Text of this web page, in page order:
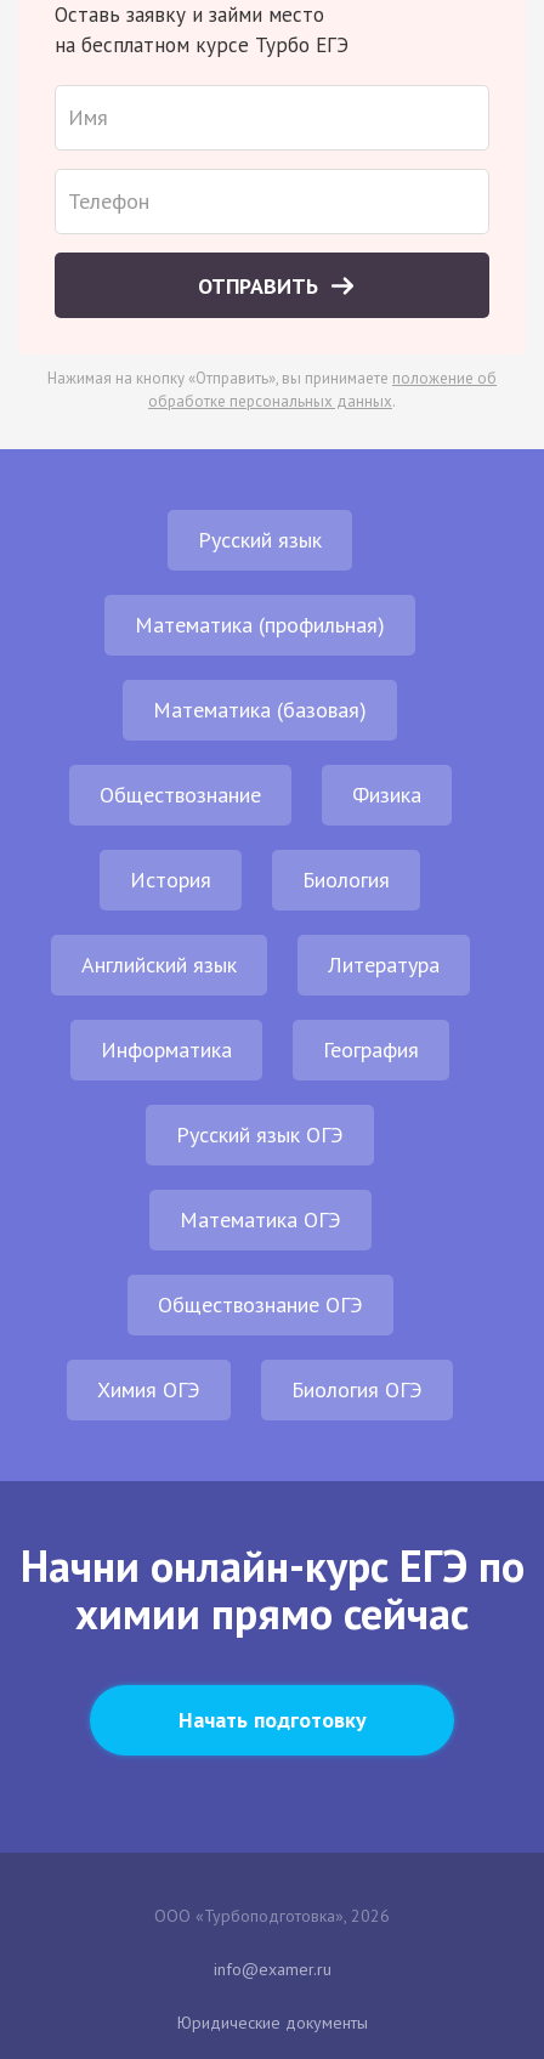
Оставь заявку и займи место
на бесплатном курсе Турбо ЕГЭ
ОТПРАВИТЬ
Нажимая на кнопку «Отправить», вы принимаете положение об
обработке персональных данных.
Русский язык
Математика (профильная)
Математика (базовая)
Обществознание Физика
История Биология
Английский язык Литература
Информатика География
Русский язык ОГЭ
Математика ОГЭ
Обществознание ОГЭ
Химия ОГЭ Биология ОГЭ
Начни онлайн-курс ЕГЭ по
химии прямо сейчас
Начать подготовку
ООО «Турбоподготовка», 2026
Юридические документы